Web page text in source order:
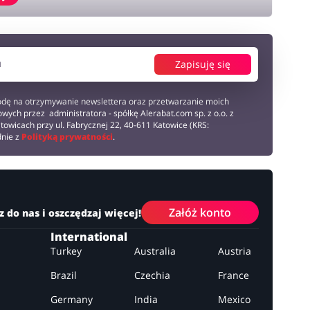
Zapisuję się
na otrzymywanie newslettera oraz przetwarzanie moich
przez administratora - spółkę Alerabat.com sp. z o.o. z
przy ul. Fabrycznej 22, 40-611 Katowice (KRS:
z Polityką prywatności.
do nas i oszczędzaj więcej! Załóż konto
International
Turkey Australia
Austria
Brazil
Czechia
France
Germany
India Mexico